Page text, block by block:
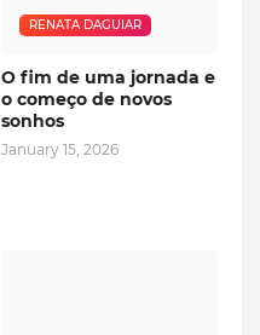
RENATA DAGUIAR
O fim de uma jornada e
o começo de novos
sonhos
January 15, 2026